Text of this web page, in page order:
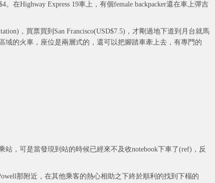
在Highway Express 19車上，有個female backpacker還在車上彈吉
，買票買到San Francisco(USD$7.5)，才剛過地下道到月台就馬
域的火車，座位是兩層式的，還可以把腳踏車牽上去，有專門的
，可是當發現到站的時候已經來不及收notebook下車了(ref)，反
那附近，在其他乘客的熱心相助之下終於順利的找到下榻的